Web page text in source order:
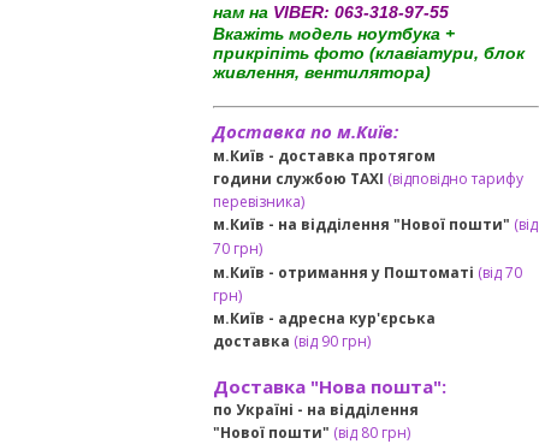
нам на VIBER: 063-318-97-55
Вкажіть модель ноутбука +
прикріпіть фото (клавіатури, блок
живлення, вентилятора)
Доставка по м.Київ:
м.Київ - доставка протягом
години службою TAXI (відповідно тарифу
перевізника)
м.Київ - на відділення "Нової пошти" (від
70 грн)
м.Київ - отримання у Поштоматі (від 70
грн)
м.Київ - адресна кур'єрська
доставка (від90 грн)
Доставка "Нова пошта":
по Україні - на відділення
"Нової пошти" (від 80 грн)